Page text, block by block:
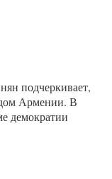
подчеркивает,
Армении. В
демократии